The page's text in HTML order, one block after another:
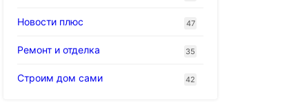
Новости плюс 47
Ремонт и отделка 35
Строим дом сами 42